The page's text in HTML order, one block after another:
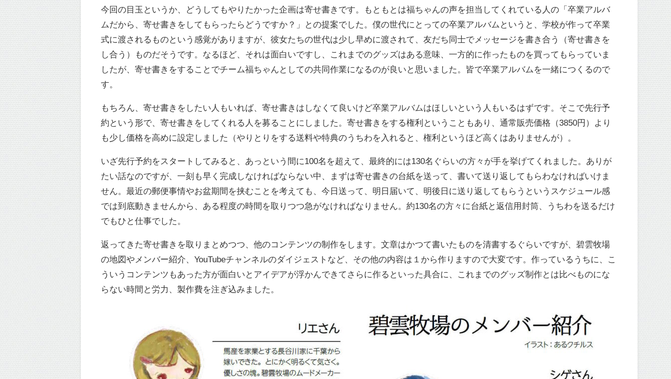
今回の目玉というか、どうしてもやりたかった企画は寄せ書きです。もともとは福ちゃんの声を担当してくれている人の「卒業アルバ
ムだから、寄せ書きをしてもらったらどうですか？」との提案でした。僕の世代にとっての卒業アルバムというと、学校が作って卒業
式に渡されるものという感覚がありますが、彼女たちの世代は少し早めに渡されて、友だち同士でメッセージを書き合う（寄せ書きを
し合う）ものだそうです。なるほど、それは面白いですし、これまでのグッズはある意味、一方的に作ったものを買ってもらっていま
したが、寄せ書きをすることでチーム福ちゃんとしての共同作業になるのが良いと思いました。皆で卒業アルバムを一緒につくるので
す。
もちろん、寄せ書きをしたい人もいれば、寄せ書きはしなくて良いけど卒業アルバムはほしいという人もいるはずです。そこで先行予
約という形で、寄せ書きをしてくれる人を募ることにしました。寄せ書きをする権利ということもあり、通常販売価格（3850円）より
も少し価格を高めに設定しました（やりとりをする送料や特典のうちわを入れると、権利というほど高くはありませんが）。
いざ先行予約をスタートしてみると、あっという間に100名を超えて、最終的には130名ぐらいの方々が手を挙げてくれました。ありが
たい話なのですが、一刻も早く完成しなければならない中、まずは寄せ書きの台紙を送って、書いて送り返してもらわなければいけま
せん。最近の郵便事情やお盆期間を挟むことを考えても、今日送って、明日届いて、明後日に送り返してもらうというスケジュール感
では到底動きませんから、ある程度の時間を取りつつ急がなければなりません。約130名の方々に台紙と返信用封筒、うちわを送るだけ
でもひと仕事でした。
返ってきた寄せ書きを取りまとめつつ、他のコンテンツの制作をします。文章はかつて書いたものを清書するぐらいですが、碧雲牧場
の地図やメンバー紹介、YouTubeチャンネルのダイジェストなど、その他の内容は１から作りますので大変です。作っているうちに、こ
ういうコンテンツもあった方が面白いとアイデアが浮かんできてさらに作るといった具合に、これまでのグッズ制作とは比べものにな
らない時間と労力、製作費を注ぎ込みました。